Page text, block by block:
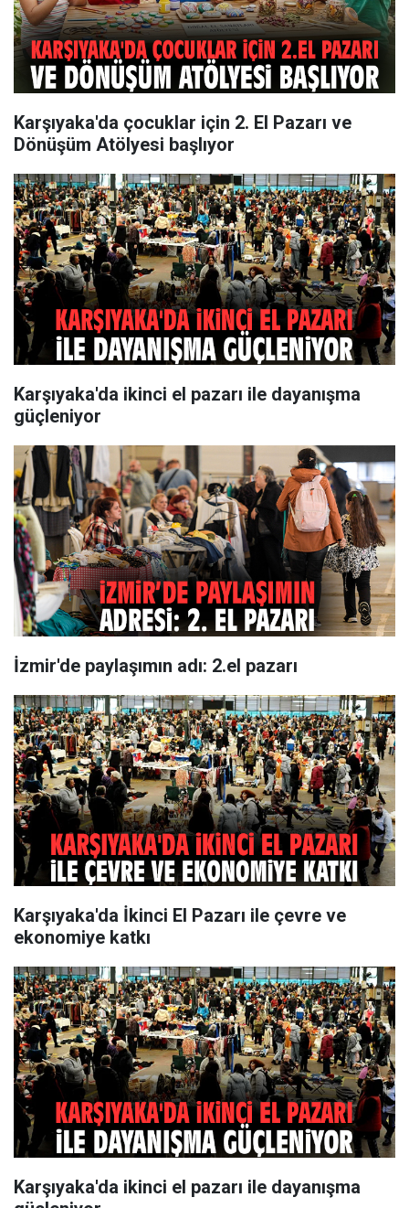
Karşıyaka'da çocuklar için 2. El Pazarı ve
Dönüşüm Atölyesi başlıyor
Karşıyaka'da ikinci el pazarı ile dayanışma
güçleniyor
İzmir'de paylaşımın adı: 2.el pazarı
Karşıyaka'da İkinci El Pazarı ile çevre ve
ekonomiye katkı
Karşıyaka'da ikinci el pazarı ile dayanışma